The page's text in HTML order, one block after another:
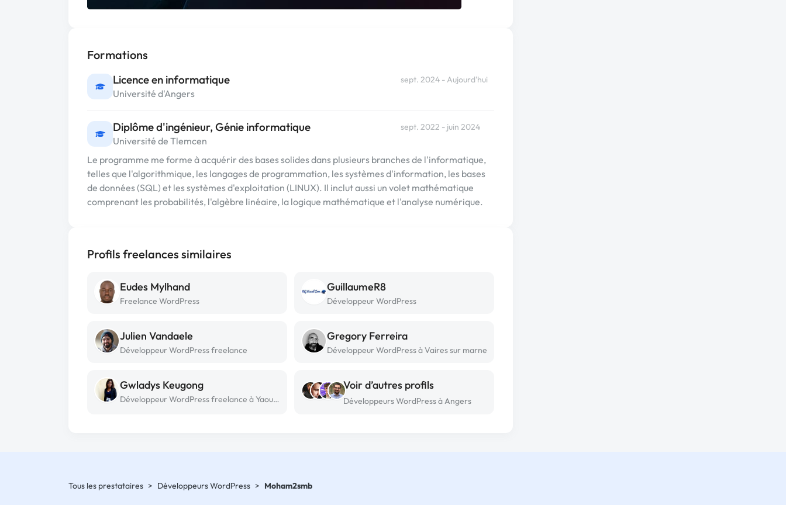
Formations
Licence en informatique
Université d'Angers
sept. 2024 - Aujourd'hui
Diplôme d'ingénieur, Génie informatique
Université de Tlemcen
sept. 2022 - juin 2024
Le programme me forme à acquérir des bases solides dans plusieurs branches de l'informatique,
telles que l'algorithmique, les langages de programmation, les systèmes d'information, les bases
de données (SQL) et les systèmes d'exploitation (LINUX). Il inclut aussi un volet mathématique
comprenant les probabilités, l'algèbre linéaire, la logique mathématique et l'analyse numérique.
Profils freelances similaires
Eudes Mylhand
Freelance WordPress
GuillaumeR8
Développeur WordPress
Julien Vandaele
Développeur WordPress freelance
Gregory Ferreira
Développeur WordPress à Vaires sur marne
Gwladys Keugong
Développeur WordPress freelance à Yaoundé
Voir d’autres profils
Développeurs WordPress à Angers
Tous les prestataires > Développeurs WordPress > Moham2smb